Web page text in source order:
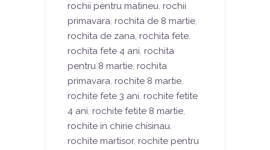
rochii pentru matineu, rochii
primavara, rochita de 8 martie,
rochita de zana, rochita fete,
rochita fete 4 ani, rochita
pentru 8 martie, rochita
primavara, rochite 8 martie,
rochite fete 3 ani, rochite fetite
4 ani, rochite fetite 8 martie,
rochite in chirie chisinau,
rochite martisor, rochite pentru